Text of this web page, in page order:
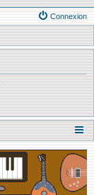
Connexion